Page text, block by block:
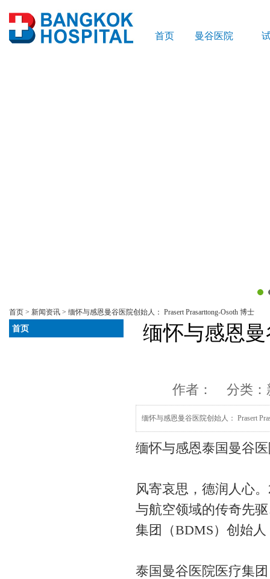
首页 曼谷医院
首页 > 新闻资讯 > 缅怀与感恩曼谷医院创始人： Prasert Prasarttong-Osoth 博士
首页 缅怀与感恩曼
作者： 分类：
缅怀与感恩曼谷医院创始人： Prasert
缅怀与感恩泰国曼谷医
风寄哀思，德润人心
与航空领域的传奇先
集团（BDMS）创始人
泰国曼谷医院医疗集